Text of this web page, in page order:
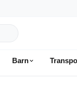
Barn